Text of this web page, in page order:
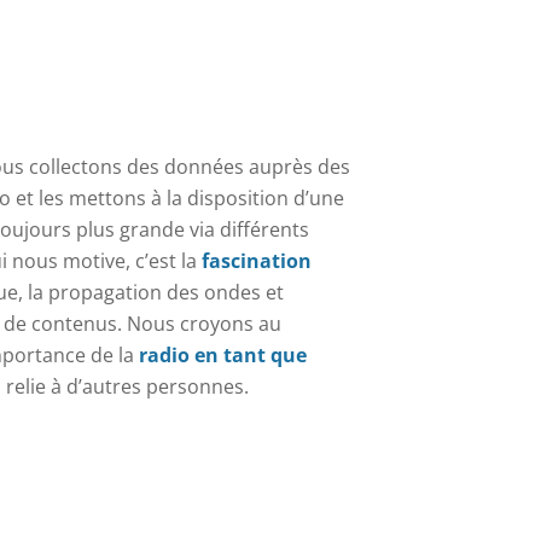
collectons des données auprès des
et les mettons à la disposition d’une
plus grande via différents
nous motive, c’est la fascination
la propagation des ondes et
contenus. Nous croyons au
de la radio en tant que
à d’autres personnes.